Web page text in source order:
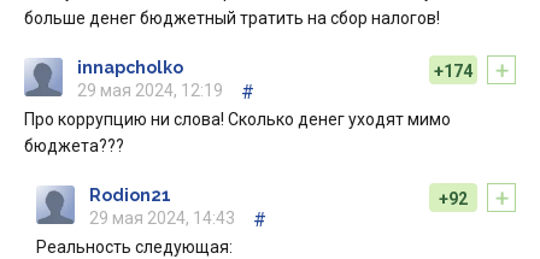
больше денег бюджетный тратить на сбор налогов!
+
+174
innapcholko
29 мая 2024, 12:19
#
Про коррупцию ни слова! Сколько денег уходят мимо
бюджета???
+
+92
Rodion21
29 мая 2024, 14:43
#
Реальность следующая: